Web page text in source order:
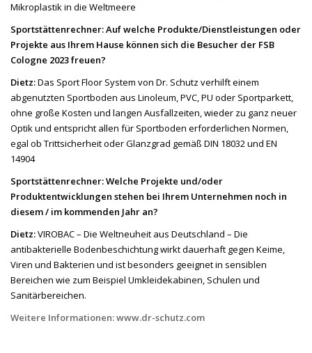
Mikroplastik in die Weltmeere
Sportstättenrechner: Auf welche Produkte/Dienstleistungen oder
Projekte aus Ihrem Hause können sich die Besucher der FSB
Cologne 2023 freuen?
Dietz:Das Sport Floor System von Dr. Schutz verhilft einem
abgenutzten Sportboden aus Linoleum, PVC, PU oder Sportparkett,
ohne große Kosten und langen Ausfallzeiten, wieder zu ganz neuer
Optik und entspricht allen für Sportboden erforderlichen Normen,
egal ob Trittsicherheit oder Glanzgrad gemäß DIN 18032 und EN
14904
Sportstättenrechner:Welche Projekte und/oder
Produktentwicklungen stehen bei Ihrem Unternehmen noch in
diesem / im kommenden Jahr an?
Dietz:VIROBAC – Die Weltneuheit aus Deutschland – Die
antibakterielle Bodenbeschichtung wirkt dauerhaft gegen Keime,
Viren und Bakterien und ist besonders geeignet in sensiblen
Bereichen wie zum Beispiel Umkleidekabinen, Schulen und
Sanitärbereichen.
Weitere Informationen: www.dr-schutz.com